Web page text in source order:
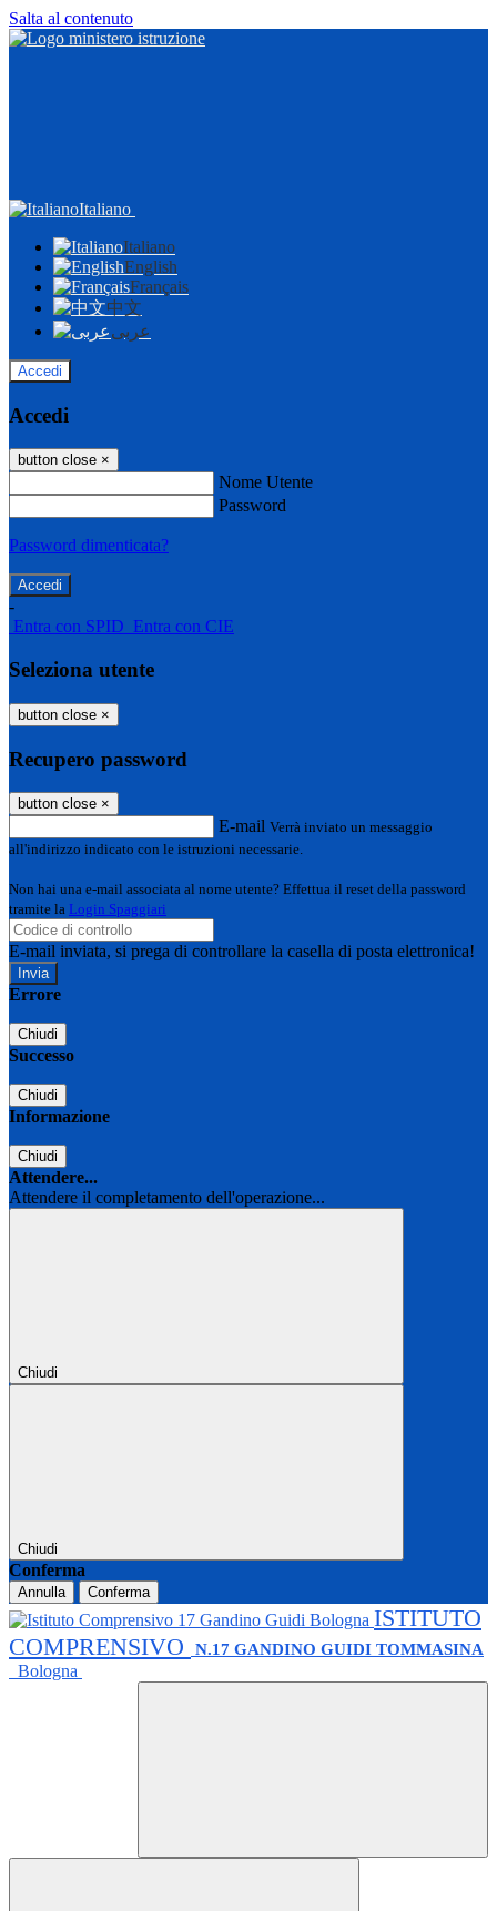
Salta al contenuto
Italiano
Italiano
English
Français
中文
عربى
Accedi
Accedi
button close ×
Nome Utente
Password
Password dimenticata?
-
Entra con SPID Entra con CIE
Seleziona utente
button close ×
Recupero password
button close ×
E-mail Verrà inviato un messaggio
all'indirizzo indicato con le istruzioni necessarie.
Non hai una e-mail associata al nome utente? Effettua il reset della password
tramite la Login Spaggiari
E-mail inviata, si prega di controllare la casella di posta elettronica!
Errore
Chiudi
Successo
Chiudi
Informazione
Chiudi
Attendere...
Attendere il completamento dell'operazione...
Chiudi
Chiudi
Conferma
Annulla Conferma
ISTITUTO
COMPRENSIVO
N.17 GANDINO GUIDI TOMMASINA
Bologna